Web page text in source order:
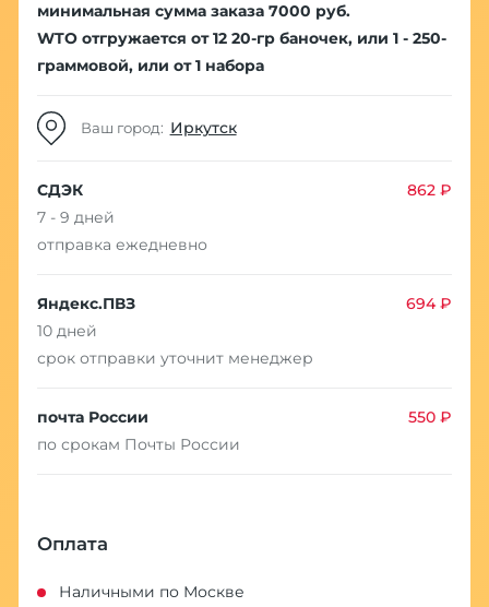
минимальная сумма заказа 7000 руб.
WTO отгружается от 12 20-гр баночек, или 1 - 250-
граммовой, или от 1 набора
Ваш город: Иркутск
СДЭК
862 ₽
7 - 9 дней
отправка ежедневно
Яндекс.ПВЗ
694 ₽
10 дней
срок отправки уточнит менеджер
почта России
550 ₽
по срокам Почты России
Оплата
Наличными по Москве